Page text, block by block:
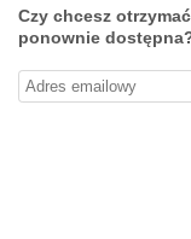
Czy chcesz
ponownie